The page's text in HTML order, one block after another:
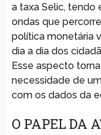
a taxa Selic, tendo
ondas que
política monetária
dia a dia dos
Esse aspecto
necessidade de
com os dados da
O PAPEL DA